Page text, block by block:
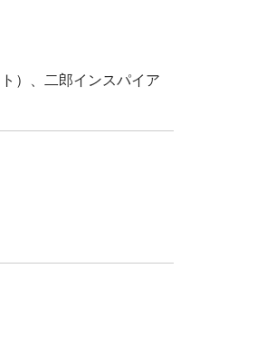
）、二郎インスパイア